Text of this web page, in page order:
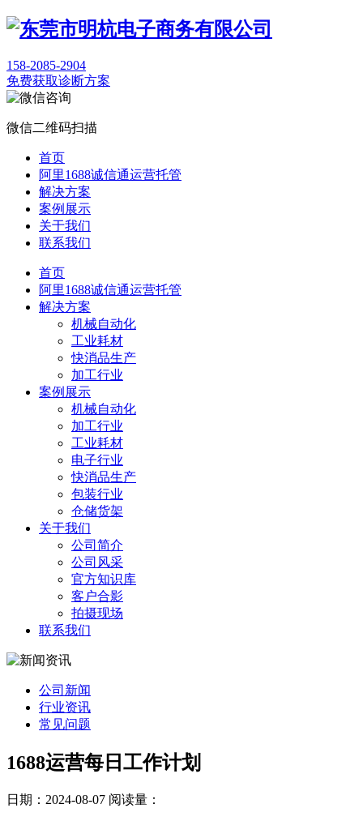
158-2085-2904
免费获取诊断方案
微信二维码扫描
首页
阿里1688诚信通运营托管
解决方案
案例展示
关于我们
联系我们
首页
阿里1688诚信通运营托管
解决方案
机械自动化
工业耗材
快消品生产
加工行业
案例展示
机械自动化
加工行业
工业耗材
电子行业
快消品生产
包装行业
仓储货架
关于我们
公司简介
公司风采
官方知识库
客户合影
拍摄现场
联系我们
公司新闻
行业资讯
常见问题
1688运营每日工作计划
日期：2024-08-07 阅读量：